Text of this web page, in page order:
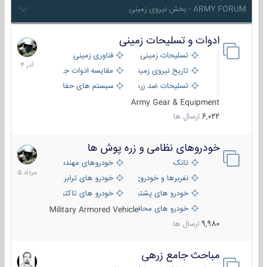
ARMY FORUM - بخش نیروی زمینی
ادوات و تسلیحات زمینی
تسلیحات زمینی
فناوری زمینی
تاریخ نیروی زمینی
مقایسه ادوات جنگی
تسلیحات ضد زره
سیستم های حفاظت فعال
Army Gear & Equipment
6,022 ارسال ها
21
آذر
1404
خودروهای نظامی و زره پوش ها
تانک
خودروهای مهندسی
نفربرها و خودروی های رزمی پیاده نظام
خودرو های ترابری نظامی
خودرو های پشتیبانی آتش ، شناسایی و ضد تانک
خودرو های تاکتیکی نظامی
خودرو های محافظت شدهMilitary Armored Vehicle
9,980 ارسال ها
2
مرداد
1405
مباحث جامع زرهی
7